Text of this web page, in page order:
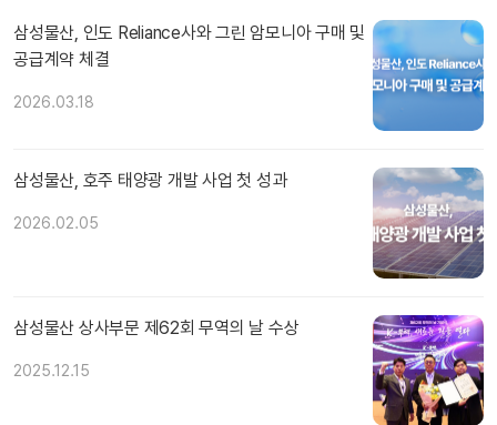
삼성물산, 인도 Reliance사와 그린 암모니아 구매 및
공급계약 체결
2026.03.18
삼성물산, 호주 태양광 개발 사업 첫 성과
2026.02.05
삼성물산 상사부문 제62회 무역의 날 수상
2025.12.15